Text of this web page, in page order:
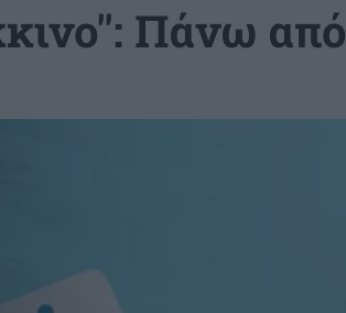
Πάνω από